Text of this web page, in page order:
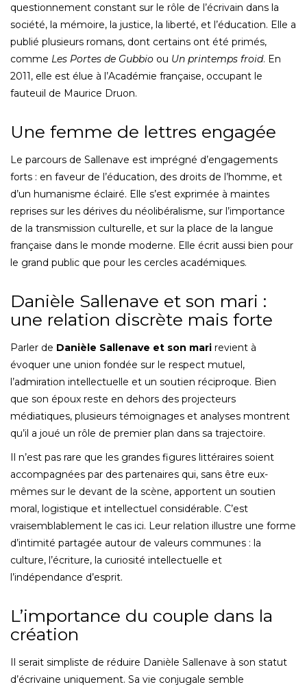
questionnement constant sur le rôle de l’écrivain dans la
société, la mémoire, la justice, la liberté, et l’éducation. Elle a
publié plusieurs romans, dont certains ont été primés,
comme Les Portes de Gubbio ou Un printemps froid. En
2011, elle est élue à l’Académie française, occupant le
fauteuil de Maurice Druon.
Une femme de lettres engagée
Le parcours de Sallenave est imprégné d’engagements
forts : en faveur de l’éducation, des droits de l’homme, et
d’un humanisme éclairé. Elle s’est exprimée à maintes
reprises sur les dérives du néolibéralisme, sur l’importance
de la transmission culturelle, et sur la place de la langue
française dans le monde moderne. Elle écrit aussi bien pour
le grand public que pour les cercles académiques.
Danièle Sallenave et son mari :
une relation discrète mais forte
Parler de Danièle Sallenave et son mari revient à
évoquer une union fondée sur le respect mutuel,
l’admiration intellectuelle et un soutien réciproque. Bien
que son époux reste en dehors des projecteurs
médiatiques, plusieurs témoignages et analyses montrent
qu’il a joué un rôle de premier plan dans sa trajectoire.
Il n’est pas rare que les grandes figures littéraires soient
accompagnées par des partenaires qui, sans être eux-
mêmes sur le devant de la scène, apportent un soutien
moral, logistique et intellectuel considérable. C’est
vraisemblablement le cas ici. Leur relation illustre une forme
d’intimité partagée autour de valeurs communes : la
culture, l’écriture, la curiosité intellectuelle et
l’indépendance d’esprit.
L’importance du couple dans la
création
Il serait simpliste de réduire Danièle Sallenave à son statut
d’écrivaine uniquement. Sa vie conjugale semble